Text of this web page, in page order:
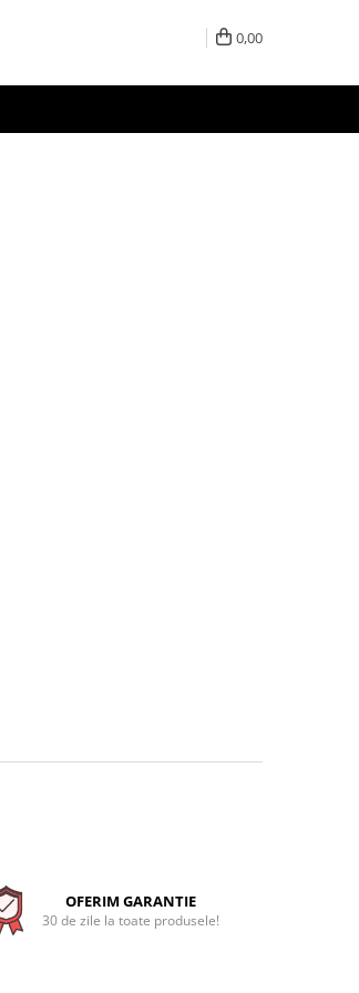
0,00
OFERIM GARANTIE
30 de zile la toate produsele!